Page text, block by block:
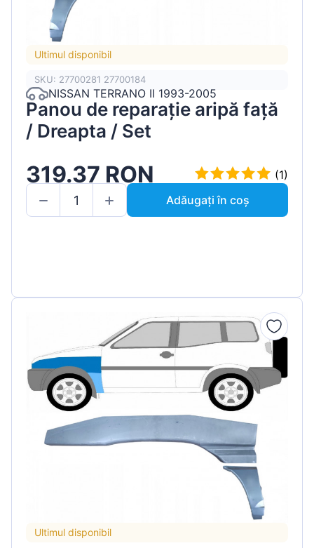
Ultimul disponibil
SKU: 27700281 27700184
NISSAN TERRANO II 1993-2005
Panou de reparație aripă față
/ Dreapta / Set
319.37 RON
(1)
Adăugați în coș
Ultimul disponibil